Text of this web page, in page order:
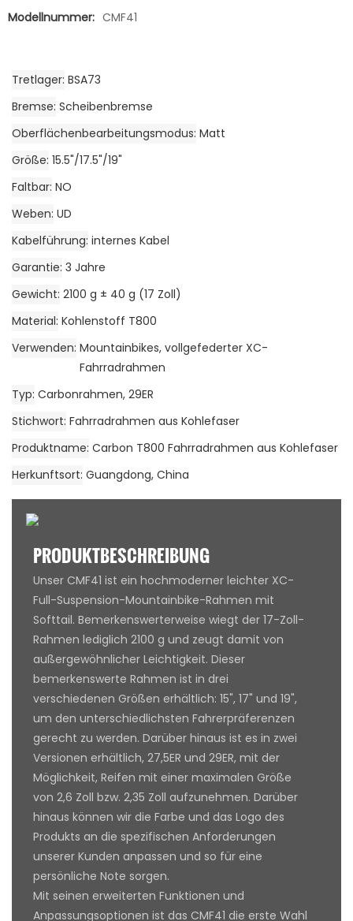
Modellnummer: CMF41
Tretlager BSA73
Bremse Scheibenbremse
Oberflächenbearbeitungsmodus Matt
Größe 15.5"/17.5"/19"
Faltbar NO
Weben UD
Kabelführung internes Kabel
Garantie 3 Jahre
Gewicht 2100 g ± 40 g (17 Zoll)
Material Kohlenstoff T800
Verwenden Mountainbikes, vollgefederter XC-
Fahrradrahmen
Typ Carbonrahmen, 29ER
Stichwort Fahrradrahmen aus Kohlefaser
Produktname Carbon T800 Fahrradrahmen aus Kohlefaser
Herkunftsort Guangdong, China
PRODUKTBESCHREIBUNG
Unser CMF41 ist ein hochmoderner leichter XC-
Full-Suspension-Mountainbike-Rahmen mit
Softtail. Bemerkenswerterweise wiegt der 17-Zoll-
Rahmen lediglich 2100 g und zeugt damit von
außergewöhnlicher Leichtigkeit. Dieser
bemerkenswerte Rahmen ist in drei
verschiedenen Größen erhältlich: 15", 17" und 19",
um den unterschiedlichsten Fahrerpräferenzen
gerecht zu werden. Darüber hinaus ist es in zwei
Versionen erhältlich, 27,5ER und 29ER, mit der
Möglichkeit, Reifen mit einer maximalen Größe
von 2,6 Zoll bzw. 2,35 Zoll aufzunehmen. Darüber
hinaus können wir die Farbe und das Logo des
Produkts an die spezifischen Anforderungen
unserer Kunden anpassen und so für eine
persönliche Note sorgen.
Mit seinen erweiterten Funktionen und
Anpassungsoptionen ist das CMF41 die erste Wahl